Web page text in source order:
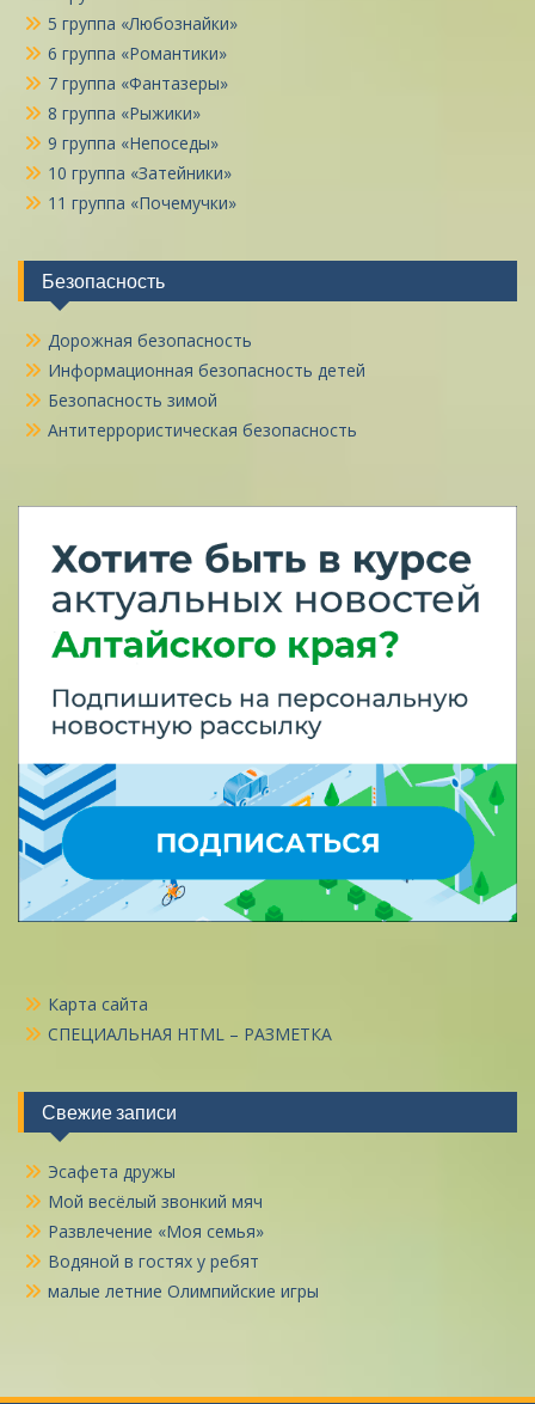
5 группа «Любознайки»
6 группа «Романтики»
7 группа «Фантазеры»
8 группа «Рыжики»
9 группа «Непоседы»
10 группа «Затейники»
11 группа «Почемучки»
Безопасность
Дорожная безопасность
Информационная безопасность детей
Безопасность зимой
Антитеррористическая безопасность
Карта сайта
СПЕЦИАЛЬНАЯ HTML – РАЗМЕТКА
Свежие записи
Эсафета дружы
Мой весёлый звонкий мяч
Развлечение «Моя семья»
Водяной в гостях у ребят
малые летние Олимпийские игры